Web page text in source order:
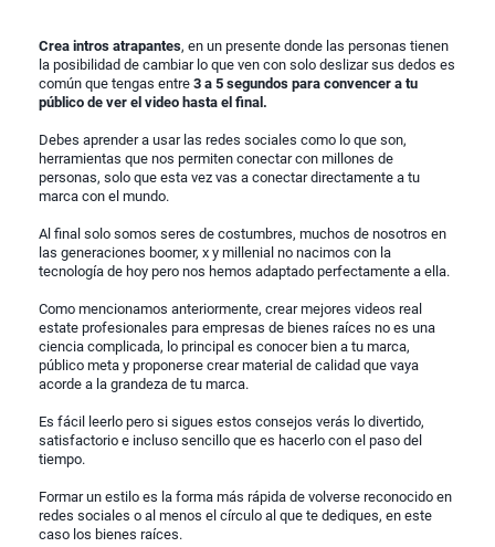
Crea intros atrapantes, en un presente donde las personas tienen
la posibilidad de cambiar lo que ven con solo deslizar sus dedos es
común que tengas entre 3 a 5 segundos para convencer a tu
público de ver el video hasta el final.
Debes aprender a usar las redes sociales como lo que son,
herramientas que nos permiten conectar con millones de
personas, solo que esta vez vas a conectar directamente a tu
marca con el mundo.
Al final solo somos seres de costumbres, muchos de nosotros en
las generaciones boomer, x y millenial no nacimos con la
tecnología de hoy pero nos hemos adaptado perfectamente a ella.
Como mencionamos anteriormente, crear mejores videos real
estate profesionales para empresas de bienes raíces no es una
ciencia complicada, lo principal es conocer bien a tu marca,
público meta y proponerse crear material de calidad que vaya
acorde a la grandeza de tu marca.
Es fácil leerlo pero si sigues estos consejos verás lo divertido,
satisfactorio e incluso sencillo que es hacerlo con el paso del
tiempo.
Formar un estilo es la forma más rápida de volverse reconocido en
redes sociales o al menos el círculo al que te dediques, en este
caso los bienes raíces.